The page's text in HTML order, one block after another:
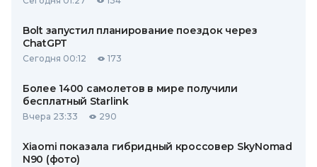
Bolt запустил планирование поездок через
ChatGPT
Сегодня 00:12 173
Более 1400 самолетов в мире получили
бесплатный Starlink
Вчера 23:33 290
Xiaomi показала гибридный кроссовер SkyNomad
N90 (фото)